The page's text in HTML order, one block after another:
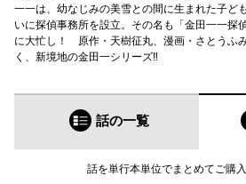
一一は、幼なじみの美雪との間に生まれた子ど
いに探偵事務所を設立。その名も「金田一一
に大忙し！ 原作・天樹征丸、漫画・さとうふ
く、新境地の金田一シリーズ‼︎
話の一覧
話を単行本単位でまとめてご購